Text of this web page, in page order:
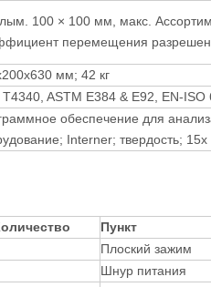
100 × 100 мм, макс.
перемещения
мм; 42 кг
T4340, ASTM E384 & E92, EN-
обеспечение для
Interner; твердость;
Пункт
Плоский зажим
Шнур питания